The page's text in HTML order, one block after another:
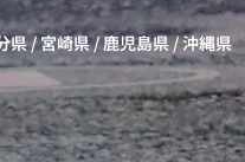
県/宮崎県/鹿児島県/沖縄県